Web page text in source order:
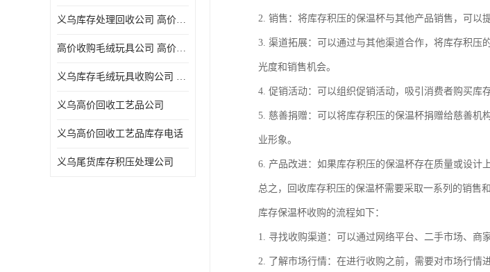
义乌库存处理回收公司 高价回收库存积压 大量尾货回收
高价收购毛绒玩具公司 高价回收库存积压 回收库存 二手勿扰
义乌库存毛绒玩具收购公司 高价回收库存积压 义乌市永峰贸易商行
义乌高价回收工艺品公司
义乌高价回收工艺品库存电话
义乌尾货库存积压处理公司
2. 销售：将库存积压的保温杯与其他产品销售，可以
3. 渠道拓展：可以通过与其他渠道合作，将库存积压
光度和销售机会。
4. 促销活动：可以组织促销活动，吸引消费者购买库
5. 慈善捐赠：可以将库存积压的保温杯捐赠给慈善机
业形象。
6. 产品改进：如果库存积压的保温杯存在质量或设计
总之，回收库存积压的保温杯需要采取一系列的销售
库存保温杯收购的流程如下：
1. 寻找收购渠道：可以通过网络平台、二手市场、商
2. 了解市场行情：在进行收购之前，需要对市场行情